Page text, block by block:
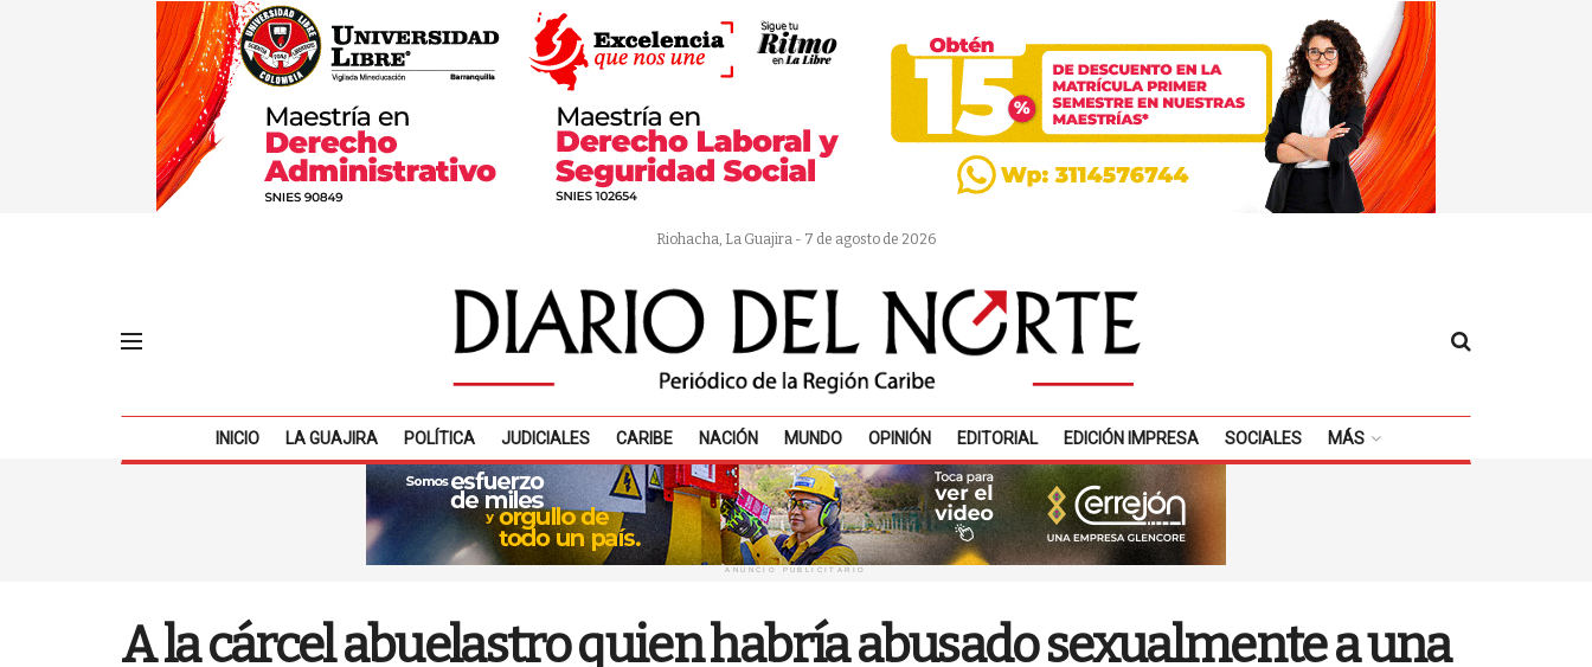
Riohacha, La Guajira - 7 de agosto de 2026
INICIO LA GUAJIRA POLÍTICA JUDICIALES CARIBE NACIÓN MUNDO OPINIÓN EDITORIAL EDICIÓN IMPRESA SOCIALES MÁS
ANUNCIO PUBLICITARIO
A la cárcel abuelastro quien habría abusado sexualmente a una